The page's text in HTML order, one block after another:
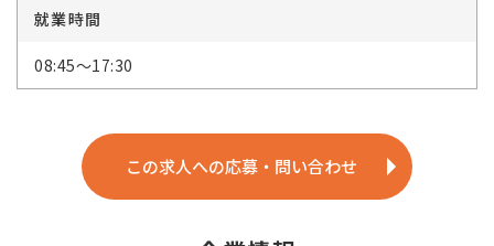
就業時間
08:45～17:30
この求人への応募・問い合わせ